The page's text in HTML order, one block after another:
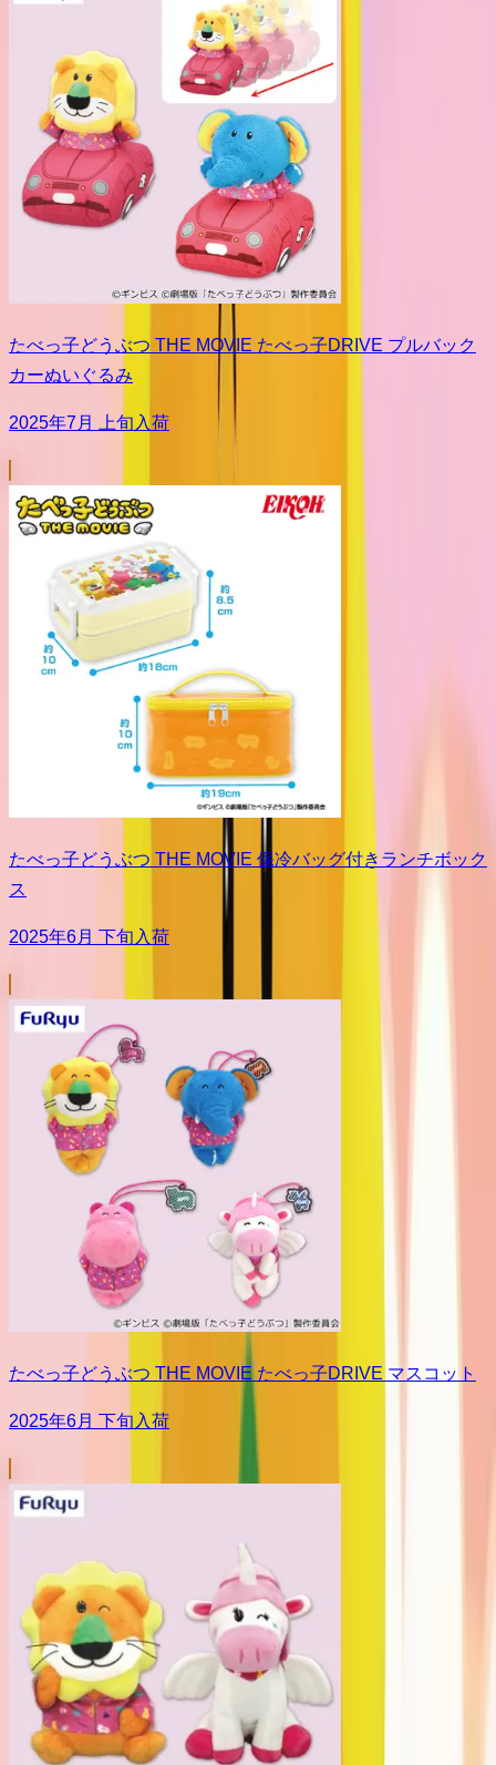
たべっ子どうぶつ THE MOVIE たべっ子DRIVE プルバック
カーぬいぐるみ
2025年7月 上旬入荷
たべっ子どうぶつ THE MOVIE 保冷バッグ付きランチボック
ス
2025年6月 下旬入荷
たべっ子どうぶつ THE MOVIE たべっ子DRIVE マスコット
2025年6月 下旬入荷